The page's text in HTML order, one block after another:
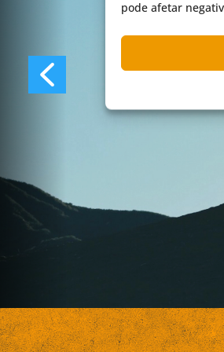
pode afetar